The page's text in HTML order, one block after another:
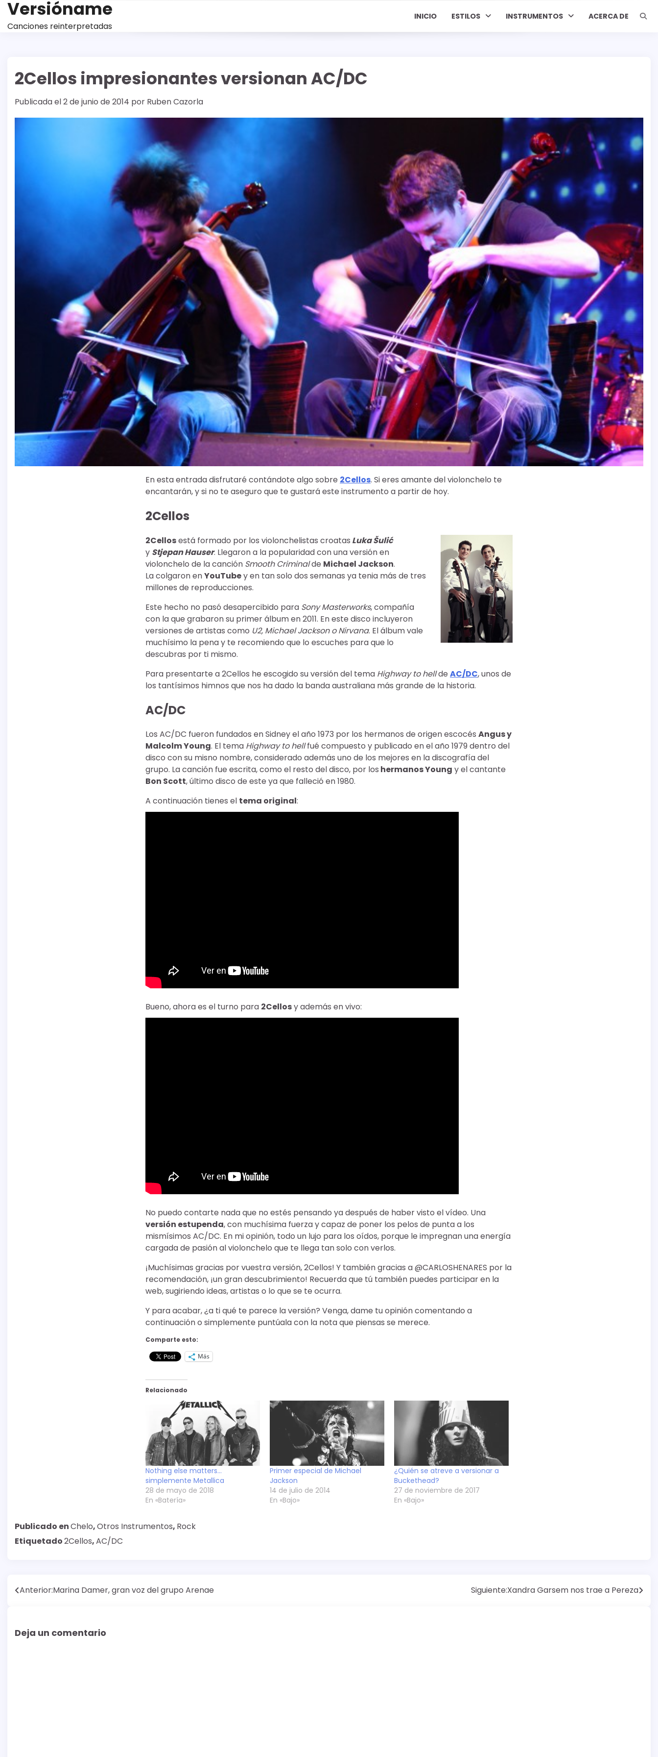
Saltar
contenido
Versióname
Canciones reinterpretadas
INICIO ESTILOS INSTRUMENTOS ACERCA DE
2Cellos impresionantes versionan AC/DC
Publicada el2 de junio de 2014 por Ruben Cazorla
En esta entrada disfrutaré contándote algo sobre 2Cellos. Si eres amante del violonchelo te
encantarán, y si no te aseguro que te gustará este instrumento a partir de hoy.
2Cellos
2Cellosestá formado por los violonchelistas croatas Luka Šulić
y Stjepan Hauser. Llegaron a la popularidad con una versión en
violonchelo de la canción Smooth Criminalde Michael Jackson.
La colgaron enYouTubey en tan solo dos semanas ya tenia más de tres
millones de reproducciones.
Este hecho no pasó desapercibido para Sony Masterworks, compañía
con la que grabaron su primer álbum en 2011. En este disco incluyeron
versiones de artistas como U2, Michael Jackson o Nirvana. El álbum vale
muchísimo la pena y te recomiendo que lo escuches para que lo
descubras por ti mismo.
Para presentarte a 2Cellos he escogido su versión del tema Highway to hellde AC/DC, unos de
los tantísimos himnos que nos ha dado la banda australiana más grande de la historia.
AC/DC
Los AC/DC fueron fundados en Sidney el año 1973 por los hermanos de origen escocés Angus y
Malcolm Young. El tema Highway to hellfué compuesto y publicado en el año 1979 dentro del
disco con su misno nombre, considerado además uno de los mejores en la discografía del
grupo. La canción fue escrita, como el resto del disco, por los hermanos Young y el cantante
Bon Scott, último disco de este ya que falleció en 1980.
A continuación tienes el tema original:
Bueno, ahora es el turno para 2Cellosy además en vivo:
No puedo contarte nada que no estés pensando ya después de haber visto el vídeo. Una
versión estupenda, con muchísima fuerza y capaz de poner los pelos de punta a los
mismísimos AC/DC. En mi opinión, todo un lujo para los oídos, porque le impregnan una energía
cargada de pasión al violonchelo que te llega tan solo con verlos.
¡Muchísimas gracias por vuestra versión, 2Cellos! Y también gracias a @CARLOSHENARES por la
recomendación, ¡un gran descubrimiento! Recuerda que tú también puedes participar en la
web, sugiriendo ideas, artistas o lo que se te ocurra.
Y para acabar, ¿a ti qué te parece la versión? Venga, dame tu opinión comentando a
continuación o simplemente puntúala con la nota que piensas se merece.
Comparte esto:
Más
Relacionado
Nothing else matters…
simplemente Metallica
28 de mayo de 2018
En «Batería»
Primer especial de Michael
Jackson
14 de julio de 2014
En «Bajo»
¿Quién se atreve a versionar a
Buckethead?
27 de noviembre de 2017
En «Bajo»
Publicado enChelo,Otros Instrumentos, Rock
Etiquetado2Cellos,AC/DC
Navegación
entradas
Anterior:Marina Damer, gran voz del grupo Arenae Siguiente:Xandra Garsem nos trae a Pereza
Deja un comentario